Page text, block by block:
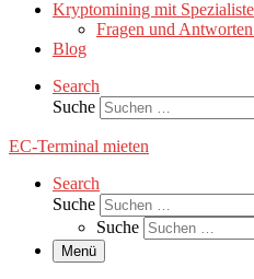
Kryptomining mit
Fragen und
Blog
Search
Suche
EC-Terminal mieten
Search
Suche
Suche
Menü